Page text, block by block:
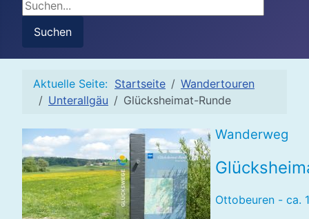
Suchen...
Suchen
Aktuelle Seite: Startseite
Wandertouren
Unterallgäu
Glücksheimat-Runde
Wanderweg
Ottobeuren - ca.